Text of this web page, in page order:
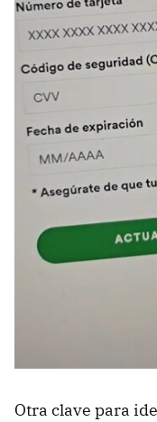
Otra clave para